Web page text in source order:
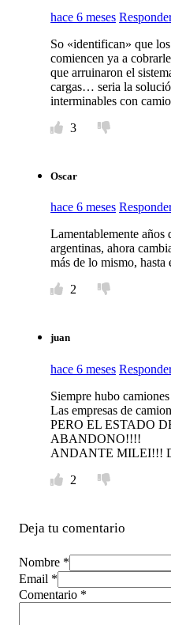
hace 6 meses
So «identifican» que
comiencen ya a
que arruinaron el
cargas… seria la
interminables con
3
Oscar
hace 6 meses
Lamentablemente años
argentinas, ahora
más de lo mismo,
2
juan
hace 6 meses
Siempre hubo
Las empresas de
PERO EL ESTADO
ABANDONO!!!!
ANDANTE MILEI!!!
2
Deja tu comentario
Nombre *
Email *
Comentario *